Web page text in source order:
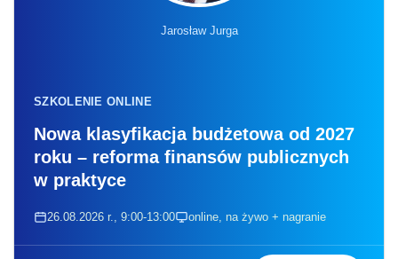
Jarosław Jurga
SZKOLENIE ONLINE
Nowa klasyfikacja budżetowa od 2027
roku – reforma finansów publicznych
w praktyce
26.08.2026 r., 9:00-13:00 online, na żywo + nagranie